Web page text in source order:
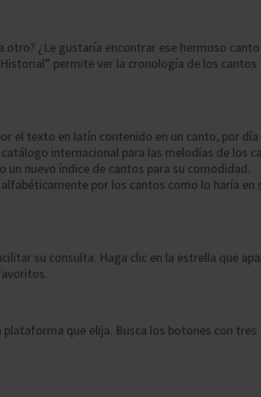
otro? ¿Le gustaría encontrar ese hermoso
permite ver la cronología de los cantos
el texto en latín contenido en un canto, por día
internacional para las melodías de los
nuevo índice de cantos para su comodidad.
por los cantos como lo haría en
su consulta. Haga clic en la estrella que
que elija. Busca los botones con tres